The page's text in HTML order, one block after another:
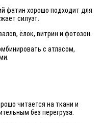
фатин хорошо подходит для
силуэт.
ёлок, витрин и фотозон.
с атласом,
читается на ткани и
без перегруза.